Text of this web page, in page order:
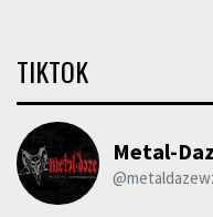
TIKTOK
Metal-